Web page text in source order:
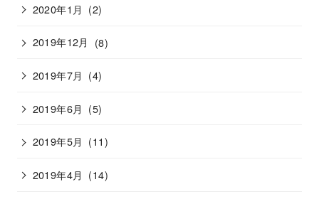
2020年1月 (2)
2019年12月 (8)
2019年7月 (4)
2019年6月 (5)
2019年5月 (11)
2019年4月 (14)